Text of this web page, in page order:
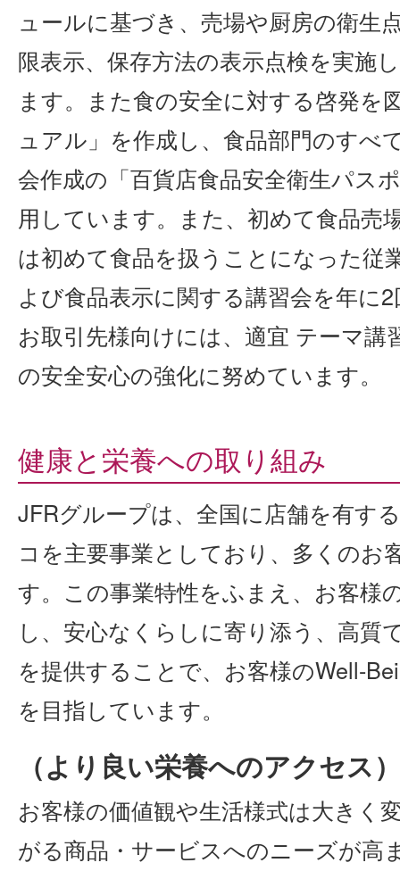
ュールに基づき、売場や厨房の衛生
限表示、保存方法の表示点検を実施
ます。また食の安全に対する啓発を
ュアル」を作成し、食品部門のすべ
会作成の「百貨店食品安全衛生パス
用しています。また、初めて食品売
は初めて食品を扱うことになった従
よび食品表示に関する講習会を年に
お取引先様向けには、適宜 テーマ
の安全安心の強化に努めています。
健康と栄養への取り組み
JFRグループは、全国に店舗を有す
コを主要事業としており、多くのお
す。この事業特性をふまえ、お客様
し、安心なくらしに寄り添う、高質
を提供することで、お客様のWell-
を目指しています。
（より良い栄養へのアクセス）
お客様の価値観や生活様式は大きく
がる商品・サービスへのニーズが高